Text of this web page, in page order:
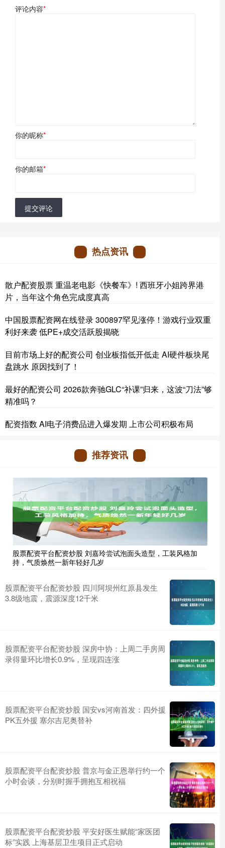
评论内容*
你的昵称*
你的邮箱*
提交评论
热点资讯
散户配资股票 重温老电影《快餐车》! 西班牙小姐跨界港
片，当年这个角色完成度真高
中国股票配资网在线登录 300897罕见涨停！游戏行业双重
利好来袭 低PE+成交活跃股揭晓
目前市场上好的配资公司 创业板指低开低走 AI硬件板块尾
盘跳水 原因找到了！
最好的配资公司 2026款奔驰GLC“补课”归来，这波“刀法”够
精准吗？
配资指数 AI电子消费品进入爆发期 上市公司积极布局
推荐资讯
股票配资平台配资炒股 刘嘉玲尝试泡面头造型，工装风格加
持，气质焕然一新年轻好几岁
股票配资平台配资炒股 四川阿坝州红原县发生
3.8级地震，震源深度12千米
股票配资平台配资炒股 深房中协：上周二手房周
录得量环比增长0.9%，呈现四连涨
股票配资平台配资炒股 国安vs河南首发：四外援
PK五外援 塞尔吉尼奥替补
股票配资平台配资炒股 普京与金正恩举行约一个
小时会谈，分别时握手拥抱互相祝福
股票配资平台配资炒股 平安好医生赋能“家医团
标”实践 上海基层卫生项目正式启动